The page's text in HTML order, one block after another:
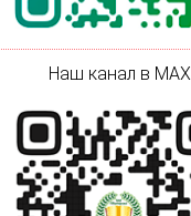
Наш канал в MAX